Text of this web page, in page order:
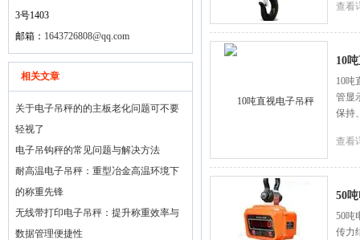
3号1403
邮箱： 1643726808@qq.com
相关文章
关于电子吊秤的的主板老化问题可不要
轻视了
电子吊钩秤的常见问题与解决方法
耐高温电子吊秤：重型冶金高温环境下
的称重先锋
无线带打印电子吊秤：提升称重效率与
数据管理便捷性
查看
10
10吨
管显
保持
查看
50
50吨
传力